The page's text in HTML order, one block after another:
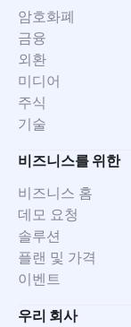
암호화폐
금융
외환
미디어
주식
기술
비즈니스를 위한
비즈니스 홈
데모 요청
솔루션
플랜 및 가격
이벤트
우리 회사